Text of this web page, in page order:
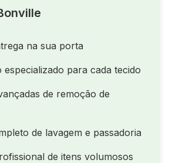
na sua porta
especializado para cada tecido
de remoção de
de lavagem e passadoria
de itens volumosos